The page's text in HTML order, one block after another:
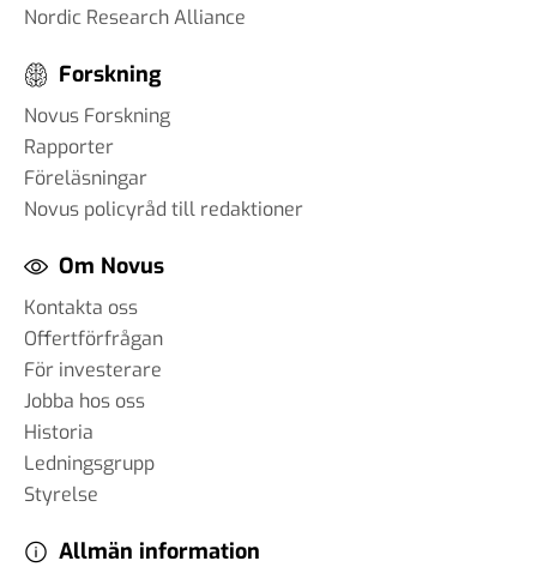
Nordic Research Alliance
Forskning
Novus Forskning
Rapporter
Föreläsningar
Novus policyråd till redaktioner
Om Novus
Kontakta oss
Offertförfrågan
För investerare
Jobba hos oss
Historia
Ledningsgrupp
Styrelse
Allmän information